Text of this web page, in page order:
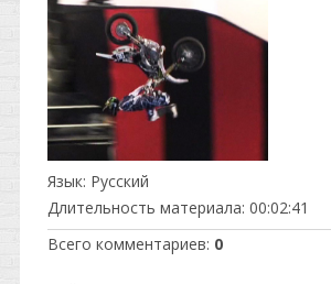
Язык: Русский
Длительность материала: 00:02:41
Всего комментариев: 0